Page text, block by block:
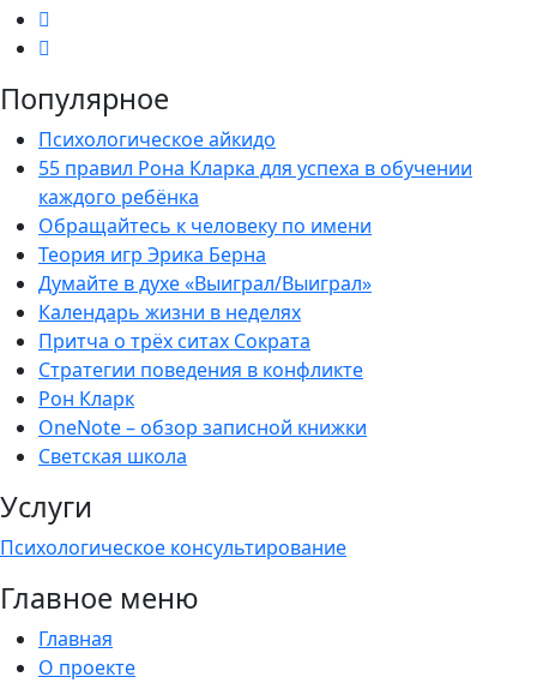
Популярное
Психологическое айкидо
55 правил Рона Кларка для успеха в обучении
каждого ребёнка
Обращайтесь к человеку по имени
Теория игр Эрика Берна
Думайте в духе «Выиграл/Выиграл»
Календарь жизни в неделях
Притча о трёх ситах Сократа
Стратегии поведения в конфликте
Рон Кларк
OneNote – обзор записной книжки
Светская школа
Услуги
Психологическое консультирование
Главное меню
Главная
О проекте